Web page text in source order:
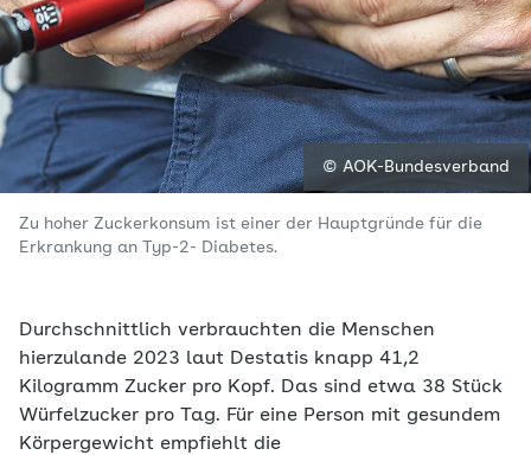
© AOK-Bundesverband
Zu hoher Zuckerkonsum ist einer der Hauptgründe für die
Erkrankung an Typ-2- Diabetes.
Durchschnittlich verbrauchten die Menschen
hierzulande 2023 laut Destatis knapp 41,2
Kilogramm Zucker pro Kopf. Das sind etwa 38 Stück
Würfelzucker pro Tag. Für eine Person mit gesundem
Körpergewicht empfiehlt die